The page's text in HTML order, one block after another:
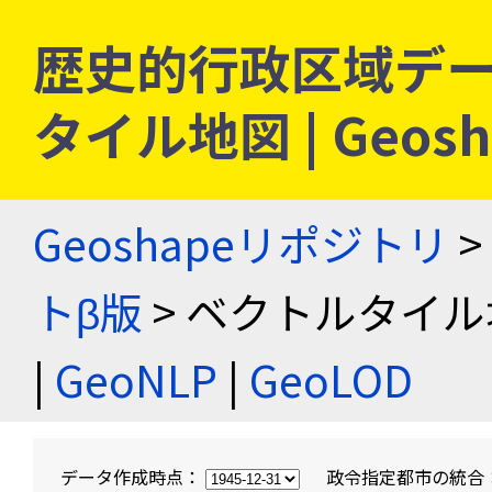
歴史的行政区域デ
タイル地図 |
Geoshapeリポジトリ >
トβ版 > ベクトルタイ
| GeoNLP | GeoLOD
データ作成時点： 政令指定都市の統